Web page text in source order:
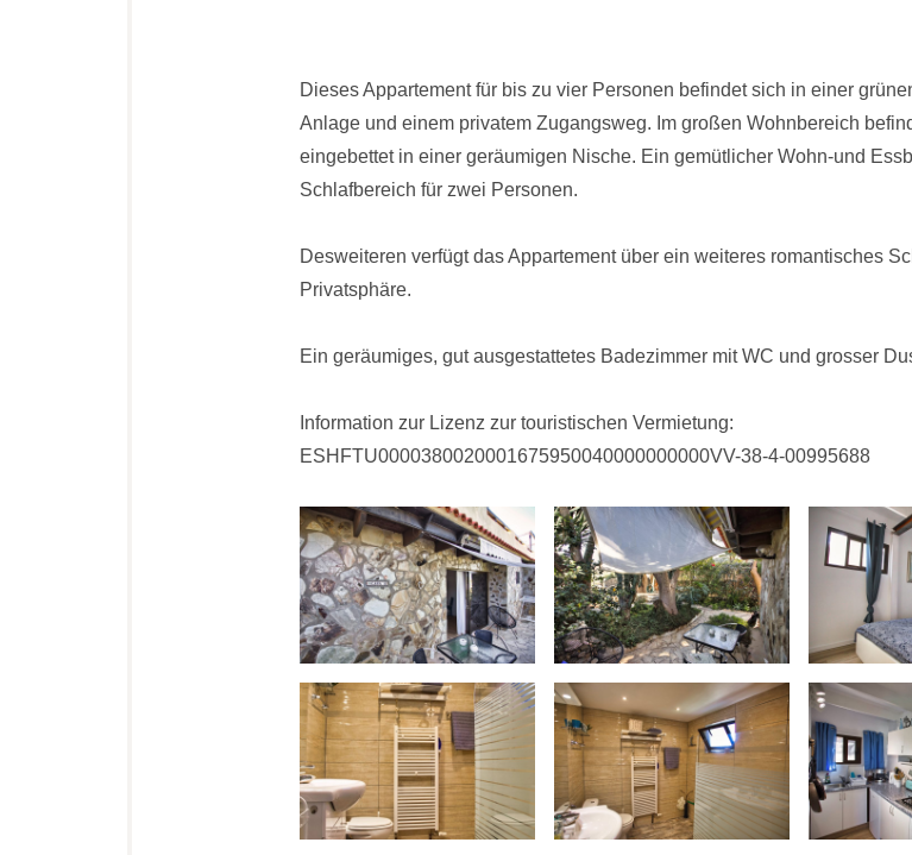
Dieses Appartement für bis zu vier Personen befindet sich in einer
Anlage und einem privatem Zugangsweg. Im großen Wohnbereich
eingebettet in einer geräumigen Nische. Ein gemütlicher Wohn-und
Schlafbereich für zwei Personen.
Desweiteren verfügt das Appartement über ein weiteres romantisches
Privatsphäre.
Ein geräumiges, gut ausgestattetes Badezimmer mit WC und grosser
Information zur Lizenz zur touristischen Vermietung:
ESHFTU0000380020001675950040000000000VV-38-4-00995688